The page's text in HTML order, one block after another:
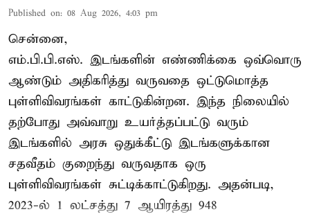
Published on: 08 Aug 2026, 4:03 pm
சென்னை,
எம்.பி.பி.எஸ். இடங்களின் எண்ணிக்கை ஒவ்வொரு
ஆண்டும் அதிகரித்து வருவதை ஒட்டுமொத்த
புள்ளிவிவரங்கள் காட்டுகின்றன. இந்த நிலையில்
தற்போது அவ்வாறு உயர்த்தப்பட்டு வரும்
இடங்களில் அரசு ஒதுக்கீட்டு இடங்களுக்கான
சதவீதம் குறைந்து வருவதாக ஒரு
புள்ளிவிவரங்கள் சுட்டிக்காட்டுகிறது. அதன்படி,
2023-ல் 1 லட்சத்து 7 ஆயிரத்து 948